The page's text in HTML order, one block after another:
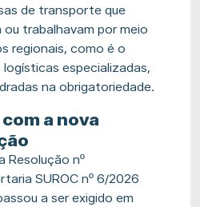
de transporte que
trabalhavam por meio
regionais, como é o
especializadas,
na obrigatoriedade.
a nova
Resolução nº
SUROC nº 6/2026
a ser exigido em